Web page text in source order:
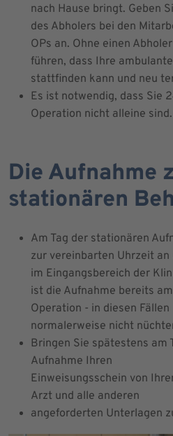
nach Hause bringt. Geben
des Abholers bei den
OPs an. Ohne einen
führen, dass Ihre
stattfinden kann und neu
Es ist notwendig, dass Sie
Operation nicht alleine sind.
Die Aufnahme
stationären
Am Tag der stationären
zur vereinbarten Uhrzeit
im Eingangsbereich der
ist die Aufnahme bereits
Operation - in diesen Fällen
normalerweise nicht
Bringen Sie spätestens am
Aufnahme Ihren
Einweisungsschein von
Arzt und alle anderen
angeforderten Unterlagen